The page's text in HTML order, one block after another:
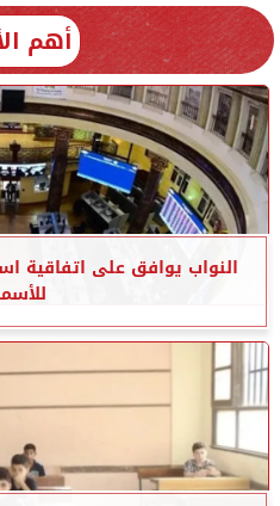
أهم
النواب يوافق على اتفاقية